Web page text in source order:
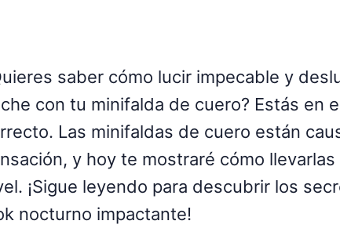
saber cómo lucir impecable y
con tu minifalda de cuero? Estás en
Las minifaldas de cuero están
y hoy te mostraré cómo
¡Sigue leyendo para descubrir los
nocturno impactante!